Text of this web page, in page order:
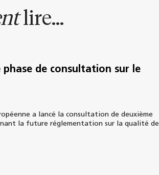
lire...
phase de consultation sur le
a lancé la consultation de deuxième
la future réglementation sur la qualité de